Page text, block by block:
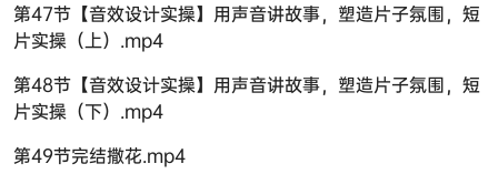
第47节【音效设计实操】用声音讲故事，塑造片子氛围，短
片实操（上）.mp4
第48节【音效设计实操】用声音讲故事，塑造片子氛围，短
片实操（下）.mp4
第49节完结撒花.mp4